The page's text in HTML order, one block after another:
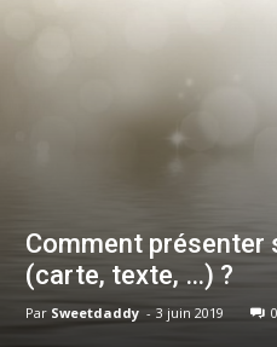
Comment présenter
(carte, texte, …) ?
Par Sweetdaddy - 3 juin 2019 0